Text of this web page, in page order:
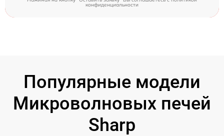
конфиденциальности
Популярные модели
Микроволновых печей
Sharp